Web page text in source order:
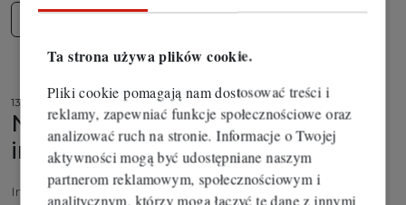
Ta strona używa plików cookie.
Pliki cookie pomagają nam dostosować treści i
reklamy, zapewniać funkcje społecznościowe oraz
analizować ruch na stronie. Informacje o Twojej
aktywności mogą być udostępniane naszym
partnerom reklamowym, społecznościowym i
analitycznym, którzy mogą łączyć te dane z innymi
Więcej
13.12.2024
Nieruchomości Rybnik,
inwestycje
Inwestowanie w nieruchomości w Rybniku staje się coraz